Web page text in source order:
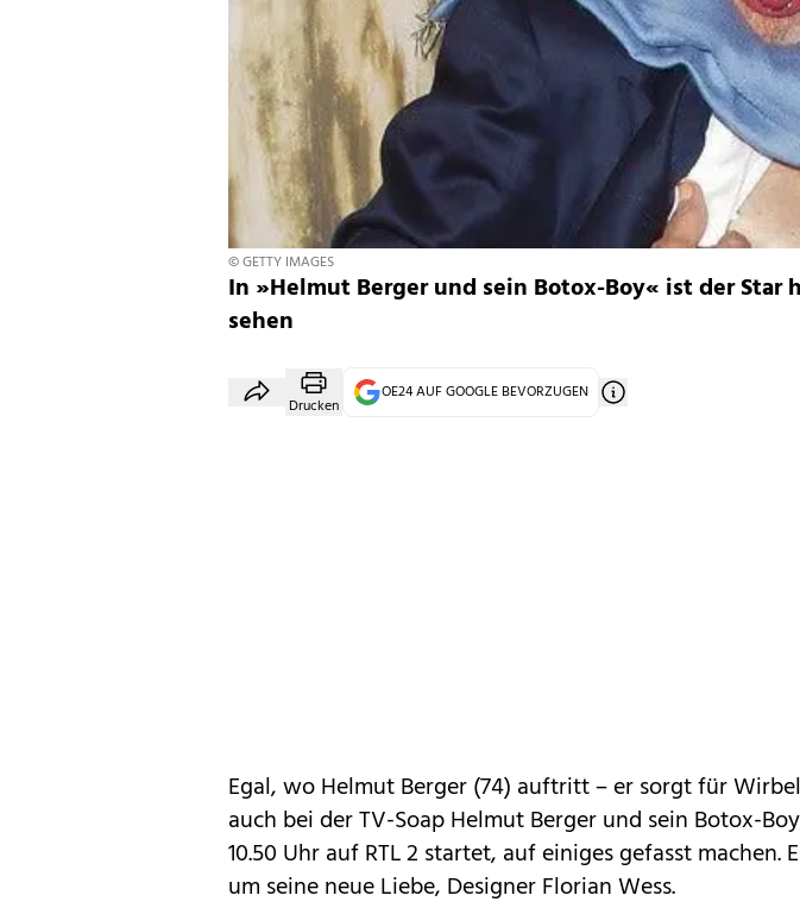
© GETTY IMAGES
In »Helmut Berger und sein Botox-Boy« ist der Star
sehen
Drucken
OE24 AUF GOOGLE BEVORZUGEN
Egal, wo Helmut Berger (74) auftritt – er sorgt für
auch bei der TV-Soap Helmut Berger und sein Botox-
10.50 Uhr auf RTL 2 startet, auf einiges gefasst machen.
um seine neue Liebe, Designer Florian Wess.